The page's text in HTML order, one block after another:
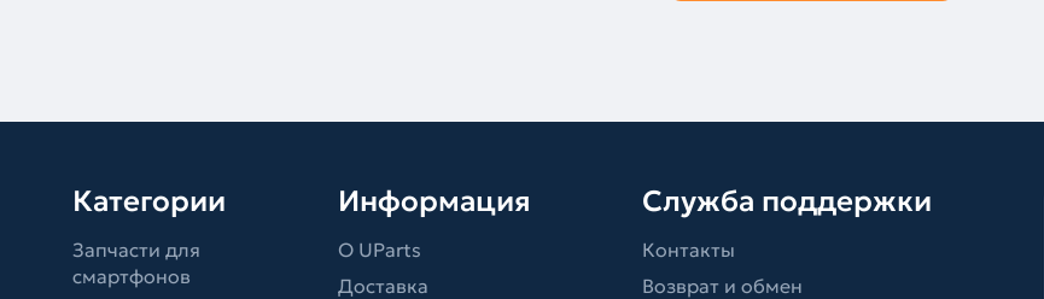
Категории
Запчасти для
смартфонов
Информация
О UParts
Доставка
Служба поддержки
Контакты
Возврат и обмен